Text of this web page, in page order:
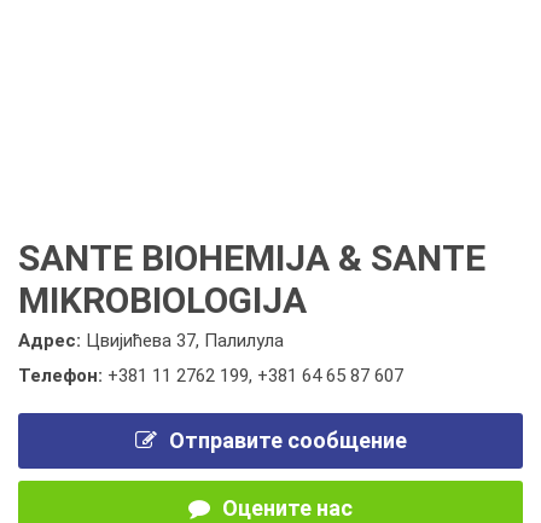
SANTE BIOHEMIJA & SANTE
MIKROBIOLOGIJA
Адрес: Цвијићева 37, Палилула
Телефон: +381 11 2762 199, +381 64 65 87 607
Отправите сообщение
Оцените нас